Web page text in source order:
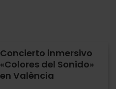
Concierto inmersivo
«Colores del Sonido»
en València